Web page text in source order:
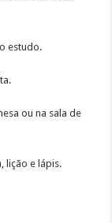
estudo.
ou na sala de
lição e lápis.